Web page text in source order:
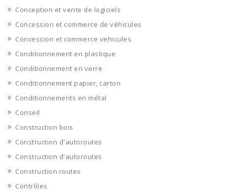
Conception et vente de logiciels
Concession et commerce de véhicules
Concession et commerce vehicules
Conditionnement en plastique
Conditionnement en verre
Conditionnement papier, carton
Conditionnements en métal
Conseil
Construction bois
Construction d'autoroutes
Construction d'autoroutes
Construction routes
Contrôles